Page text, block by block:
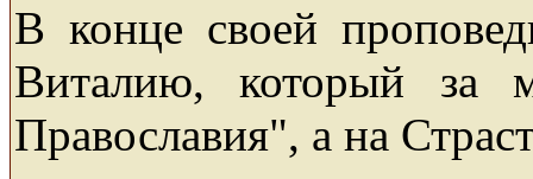
В конце своей
Виталию, который за
Православия", а на